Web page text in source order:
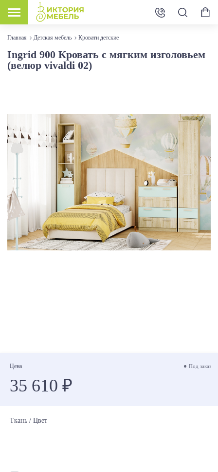
Главная Детская мебель Кровати детские
Ingrid 900 Кровать с мягким изголовьем
(велюр vivaldi 02)
Цена Под заказ
35 610 ₽
Ткань / Цвет